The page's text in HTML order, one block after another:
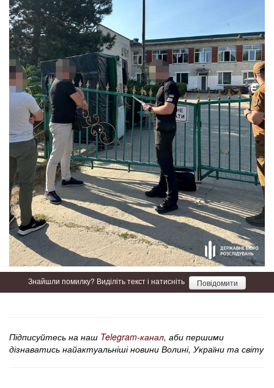
Знайшли помилку? Виділіть текст і натисніть Повідомити
Підписуйтесь на наш Telegram-канал, аби першими
дізнаватись найактуальніші новини Волині, України та світу